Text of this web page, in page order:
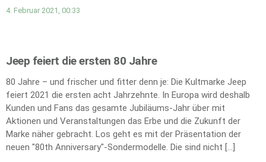
4. Februar 2021, 00:33
Jeep feiert die ersten 80 Jahre
80 Jahre – und frischer und fitter denn je: Die Kultmarke Jeep
feiert 2021 die ersten acht Jahrzehnte. In Europa wird deshalb
Kunden und Fans das gesamte Jubiläums-Jahr über mit
Aktionen und Veranstaltungen das Erbe und die Zukunft der
Marke näher gebracht. Los geht es mit der Präsentation der
neuen "80th Anniversary"-Sondermodelle. Die sind nicht […]